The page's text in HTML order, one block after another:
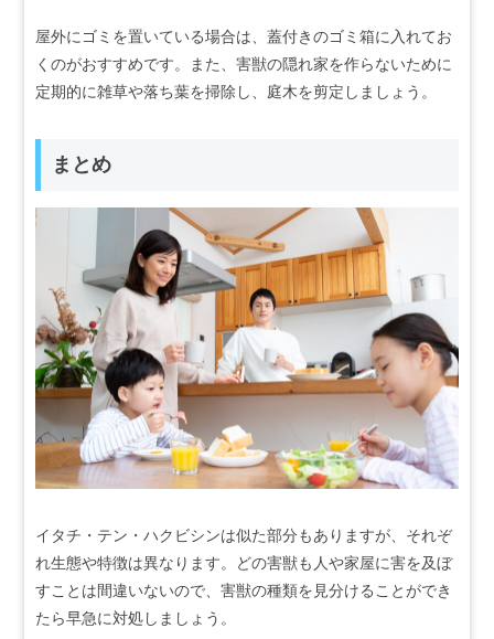
屋外にゴミを置いている場合は、蓋付きのゴミ箱に入れてお
くのがおすすめです。また、害獣の隠れ家を作らないために
定期的に雑草や落ち葉を掃除し、庭木を剪定しましょう。
まとめ
イタチ・テン・ハクビシンは似た部分もありますが、それぞ
れ生態や特徴は異なります。どの害獣も人や家屋に害を及ぼ
すことは間違いないので、害獣の種類を見分けることができ
たら早急に対処しましょう。